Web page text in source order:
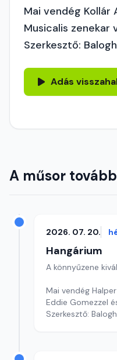
Mai vendég Kollár
Musicalis zenekar
Szerkesztő:
Adás
A műsor
2026. 07. 20.
Hangárium
A könnyűzene
Mai vendég
Eddie Gomezzel
Szerkesztő: